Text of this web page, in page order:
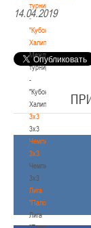
турнир
-
"Кубок
Халипского"
Международный
турнир
-
"Кубок
Халипского"
3x3
3x3
Чемпионат
3х3
Чемпионат
3х3
Лига
"Палова"
Лига
14.04.2019